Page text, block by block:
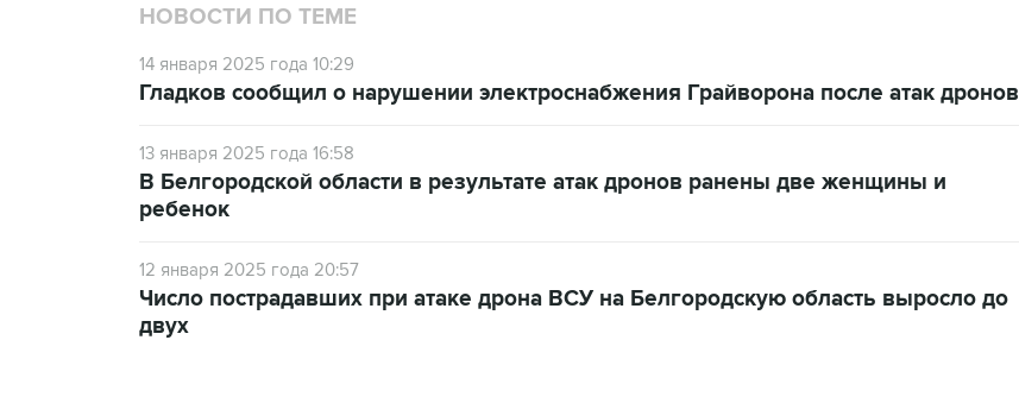
НОВОСТИ ПО ТЕМЕ
14 января 2025 года 10:29
Гладков сообщил о нарушении электроснабжения Грайворона после атак дронов
13 января 2025 года 16:58
В Белгородской области в результате атак дронов ранены две женщины и
ребенок
12 января 2025 года 20:57
Число пострадавших при атаке дрона ВСУ на Белгородскую область выросло до
двух